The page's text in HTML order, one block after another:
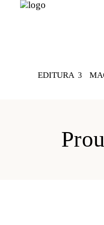
EDITURA